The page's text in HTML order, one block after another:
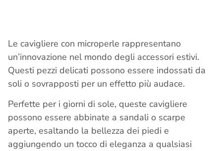
Le cavigliere con microperle rappresentano
un’innovazione nel mondo degli accessori estivi.
Questi pezzi delicati possono essere indossati da
soli o sovrapposti per un effetto più audace.
Perfette per i giorni di sole, queste cavigliere
possono essere abbinate a sandali o scarpe
aperte, esaltando la bellezza dei piedi e
aggiungendo un tocco di eleganza a qualsiasi